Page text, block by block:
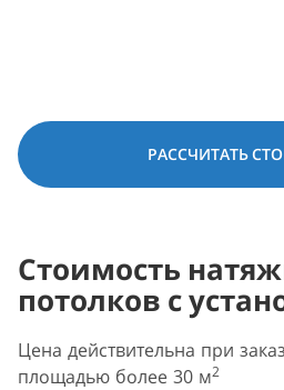
РАССЧИТАТЬ
Стоимость
потолков с
Цена действительна при
площадью более 30 м2